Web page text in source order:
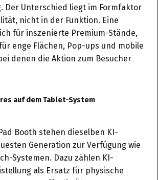
Der Unterschied liegt im Formfaktor
nicht in der Funktion. Eine
für inszenierte Premium-Stände,
enge Flächen, Pop-ups und mobile
denen die Aktion zum Besucher
auf dem Tablet-System
Booth stehen dieselben KI-
Generation zur Verfügung wie
Systemen. Dazu zählen KI-
als Ersatz für physische